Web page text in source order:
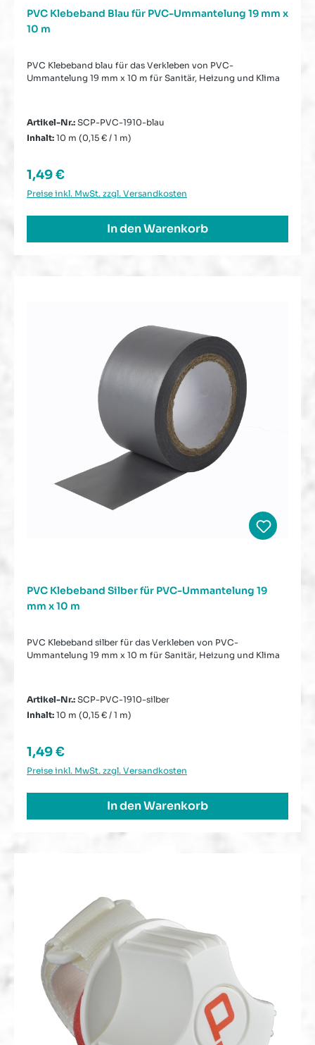
PVC Klebeband Blau für PVC-Ummantelung 19 mm x
10 m
PVC Klebeband blau für das Verkleben von PVC-
Ummantelung 19 mm x 10 m für Sanitär, Heizung und Klima
Artikel-Nr.: SCP-PVC-1910-blau
Inhalt: 10 m (0,15 € / 1 m)
Regulärer Preis:
1,49 €
Preise inkl. MwSt. zzgl. Versandkosten
In den Warenkorb
PVC Klebeband Silber für PVC-Ummantelung 19
mm x 10 m
PVC Klebeband silber für das Verkleben von PVC-
Ummantelung 19 mm x 10 m für Sanitär, Heizung und Klima
Artikel-Nr.: SCP-PVC-1910-silber
Inhalt: 10 m (0,15 € / 1 m)
Regulärer Preis:
1,49 €
Preise inkl. MwSt. zzgl. Versandkosten
In den Warenkorb